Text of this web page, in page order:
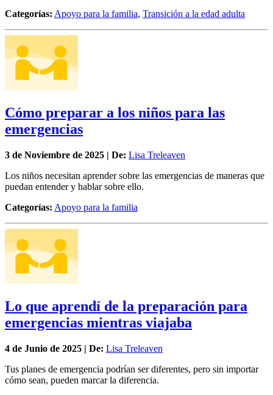
Categorías: Apoyo para la familia, Transición a la edad adulta
Cómo preparar a los niños para las
emergencias
3 de Noviembre de 2025 | De: Lisa Treleaven
Los niños necesitan aprender sobre las emergencias de maneras que
puedan entender y hablar sobre ello.
Categorías: Apoyo para la familia
Lo que aprendí de la preparación para
emergencias mientras viajaba
4 de Junio de 2025 | De: Lisa Treleaven
Tus planes de emergencia podrían ser diferentes, pero sin importar
cómo sean, pueden marcar la diferencia.